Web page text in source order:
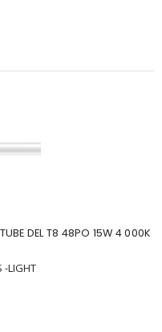
DEL T8 48PO 15W 4 000K
-LIGHT